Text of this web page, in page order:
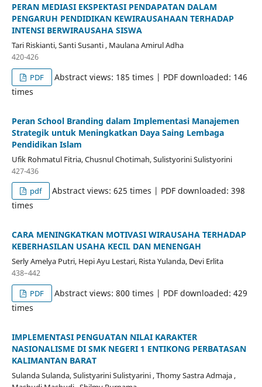
PERAN MEDIASI EKSPEKTASI PENDAPATAN DALAM
PENGARUH PENDIDIKAN KEWIRAUSAHAAN TERHADAP
INTENSI BERWIRAUSAHA SISWA
Tari Riskianti, Santi Susanti , Maulana Amirul Adha
420-426
PDF
Abstract views: 185 times | PDF downloaded: 146
times
Peran School Branding dalam Implementasi Manajemen
Strategik untuk Meningkatkan Daya Saing Lembaga
Pendidikan Islam
Ufik Rohmatul Fitria, Chusnul Chotimah, Sulistyorini Sulistyorini
427-436
pdf
Abstract views: 625 times | PDF downloaded: 398
times
CARA MENINGKATKAN MOTIVASI WIRAUSAHA TERHADAP
KEBERHASILAN USAHA KECIL DAN MENENGAH
Serly Amelya Putri, Hepi Ayu Lestari, Rista Yulanda, Devi Erlita
438–442
PDF
Abstract views: 800 times | PDF downloaded: 429
times
IMPLEMENTASI PENGUATAN NILAI KARAKTER
NASIONALISME DI SMK NEGERI 1 ENTIKONG PERBATASAN
KALIMANTAN BARAT
Sulanda Sulanda, Sulistyarini Sulistyarini , Thomy Sastra Admaja ,